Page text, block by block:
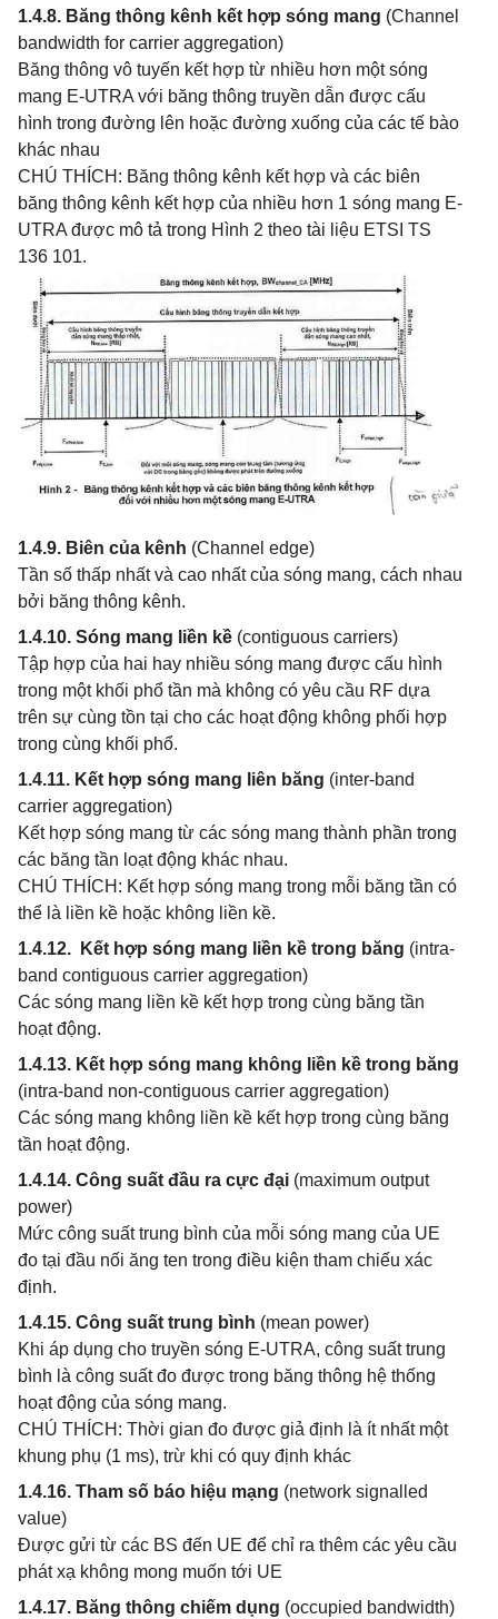
1.4.8. Băng thông kênh kết hợp sóng mang (Channel
bandwidth for carrier aggregation)
Băng thông vô tuyến kết hợp từ nhiều hơn một sóng
mang E-UTRA với băng thông truyền dẫn được cấu
hình trong đường lên hoặc đường xuống của các tế bào
khác nhau
CHÚ THÍCH: Băng thông kênh kết hợp và các biên
băng thông kênh kết hợp của nhiều hơn 1 sóng mang E-
UTRA được mô tả trong Hình 2 theo tài liệu ETSI TS
136 101.
1.4.9. Biên của kênh (Channel edge)
Tần số thấp nhất và cao nhất của sóng mang, cách nhau
bởi băng thông kênh.
1.4.10. Sóng mang liền kề (contiguous carriers)
Tập hợp của hai hay nhiều sóng mang được cấu hình
trong một khối phổ tần mà không có yêu cầu RF dựa
trên sự cùng tồn tại cho các hoạt động không phối hợp
trong cùng khối phổ.
1.4.11. Kết hợp sóng mang liên băng (inter-band
carrier aggregation)
Kết hợp sóng mang từ các sóng mang thành phần trong
các băng tần loạt động khác nhau.
CHÚ THÍCH: Kết hợp sóng mang trong mỗi băng tần có
thể là liền kề hoặc không liền kề.
1.4.12.
Kết hợp sóng mang liền kề trong băng (intra-
band contiguous carrier aggregation)
Các sóng mang liền kề kết hợp trong cùng băng tần
hoạt động.
1.4.13. Kết hợp sóng mang không liền kề trong băng
(intra-band non-contiguous carrier aggregation)
Các sóng mang không liền kề kết hợp trong cùng băng
tần hoạt động.
1.4.14. Công suất đầu ra cực đại (maximum output
power)
Mức công suất trung bình của mỗi sóng mang của UE
đo tại đầu nối ăng ten trong điều kiện tham chiếu xác
định.
1.4.15. Công suất trung bình (mean power)
Khi áp dụng cho truyền sóng E-UTRA, công suất trung
bình là công suất đo được trong băng thông hệ thống
hoạt động của sóng mang.
CHÚ THÍCH: Thời gian đo được giả định là ít nhất một
khung phụ (1 ms), trừ khi có quy định khác
1.4.16. Tham số báo hiệu mạng (network signalled
value)
Được gửi từ các BS đến UE để chỉ ra thêm các yêu cầu
phát xạ không mong muốn tới UE
1.4.17. Băng thông chiếm dụng (occupied bandwidth)